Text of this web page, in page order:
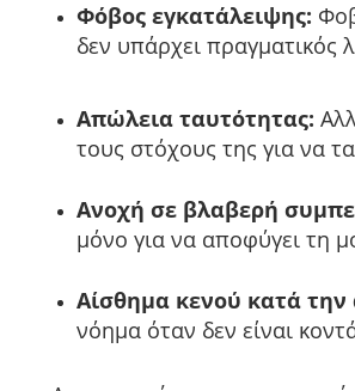
Φόβος εγκατάλειψης:
δεν υπάρχει πραγματικός
Απώλεια ταυτότητας:
τους στόχους της για να
Ανοχή σε βλαβερή
μόνο για να αποφύγει τη
Αίσθημα κενού κατά την
νόημα όταν δεν είναι